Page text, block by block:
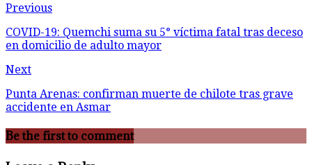
Previous
COVID-19: Quemchi suma su 5° víctima fatal tras deceso
en domicilio de adulto mayor
Next
Punta Arenas: confirman muerte de chilote tras grave
accidente en Asmar
Be the first to comment